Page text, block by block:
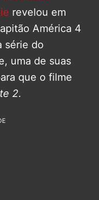
revelou em
América 4
série do
uma de suas
que o filme
2.